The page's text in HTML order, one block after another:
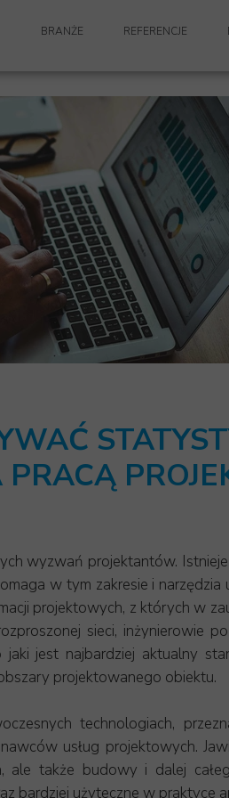
TECHNICZNĄ (PDM)
BRANŻE
ARCHITEKTURA I KUBATURA
RETAIL
KONSTRUKCJA
OKRĘTOWNICTWO
GENERALNE WYKONAWSTWO
ENERGETYKA
MECHANIKA
ZAKŁADY PRODUKCYJNE
INNE BRANŻE PROJEKTOWE
REFERENCJE
wyzwań projektantów.
w tym zakresie i narzędzia
projektowych, z których w
sieci, inżynierowie
jest najbardziej aktualny
projektowanego obiektu.
technologiach,
usług projektowych.
także budowy i dalej
bardziej użyteczne w praktyce